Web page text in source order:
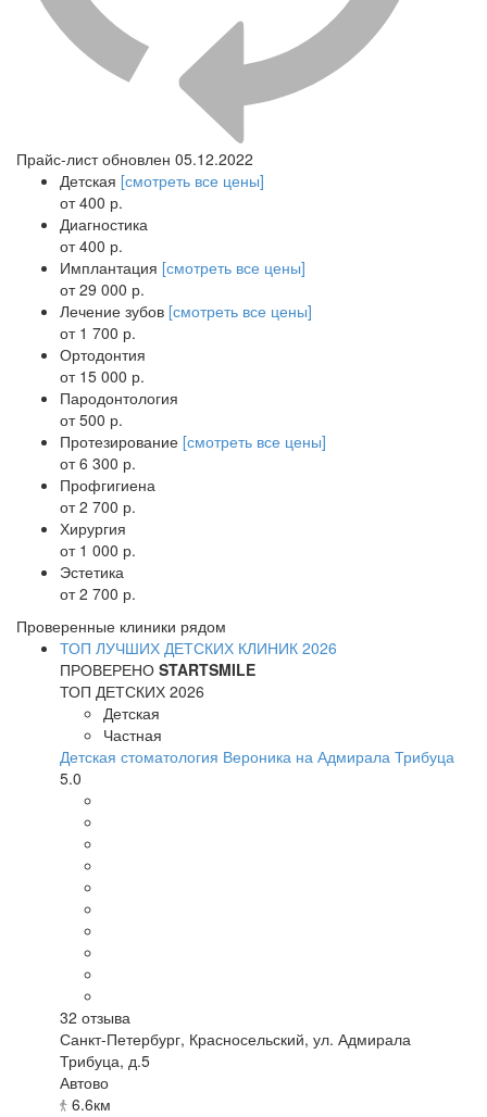
Прайс-лист обновлен 05.12.2022
Детская [смотреть все цены]
от 400 р.
Диагностика
от 400 р.
Имплантация [смотреть все цены]
от 29 000 р.
Лечение зубов [смотреть все цены]
от 1 700 р.
Ортодонтия
от 15 000 р.
Пародонтология
от 500 р.
Протезирование [смотреть все цены]
от 6 300 р.
Профгигиена
от 2 700 р.
Хирургия
от 1 000 р.
Эстетика
от 2 700 р.
Проверенные клиники рядом
ТОП ЛУЧШИХ ДЕТСКИХ КЛИНИК 2026
ПРОВЕРЕНО STARTSMILE
ТОП ДЕТСКИХ 2026
Детская
Частная
Детская стоматология Вероника на Адмирала Трибуца
5.0
32 отзыва
Санкт-Петербург, Красносельский, ул. Адмирала
Трибуца, д.5
Автово
6.6км